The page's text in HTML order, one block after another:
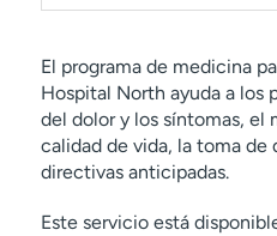
El programa de medicina
Hospital North ayuda a los
del dolor y los síntomas, el
calidad de vida, la toma de
directivas anticipadas.
Este servicio está